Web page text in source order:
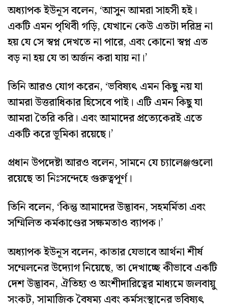
অধ্যাপক ইউনূস বলেন, ‘আসুন আমরা সাহসী হই।
একটি এমন পৃথিবী গড়ি, যেখানে কেউ এতটা দরিদ্র না
হয় যে সে স্বপ্ন দেখতে না পারে, এবং কোনো স্বপ্ন এত
বড় না হয় যে তা অর্জন করা যায় না।’
তিনি আরও যোগ করেন, ‘ভবিষ্যৎ এমন কিছু নয় যা
আমরা উত্তরাধিকার হিসেবে পাই। এটি এমন কিছু যা
আমরা তৈরি করি। এবং আমাদের প্রত্যেকেরই এতে
একটি করে ভূমিকা রয়েছে।’
প্রধান উপদেষ্টা আরও বলেন, সামনে যে চ্যালেঞ্জগুলো
রয়েছে তা নিঃসন্দেহে গুরুত্বপূর্ণ।
তিনি বলেন, ‘কিন্তু আমাদের উদ্ভাবন, সহমর্মিতা এবং
সম্মিলিত কর্মকাণ্ডের সক্ষমতাও ব্যাপক।’
অধ্যাপক ইউনূস বলেন, কাতার যেভাবে আর্থনা শীর্ষ
সম্মেলনের উদ্যোগ নিয়েছে, তা দেখাচ্ছে কীভাবে একটি
দেশ উদ্ভাবন, ঐতিহ্য ও অংশীদারিত্বের মাধ্যমে জলবায়ু
সংকট, সামাজিক বৈষম্য এবং কর্মসংস্থানের ভবিষ্যৎ